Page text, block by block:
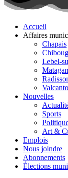
Accueil
Affaires
Chapais
Lebel-
Nouvelles
Sports
Art &
Emplois
Nous joindre
Abonnements
Élections